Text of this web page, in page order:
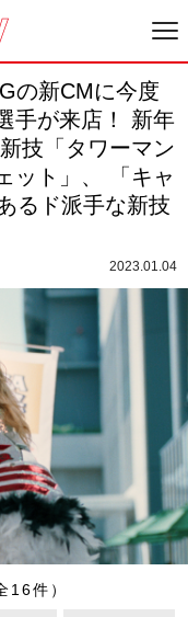
の新CMに今度
手が来店！ 新年
技「タワーマン
ット」、 「キャ
るド派手な新技
2023.01.04
16件）